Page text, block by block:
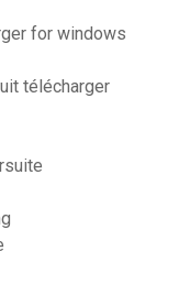
for windows
télécharger